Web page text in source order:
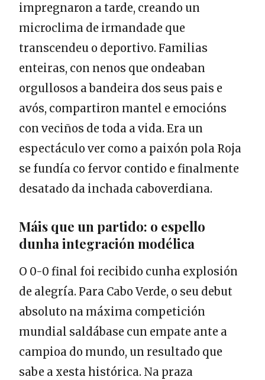
impregnaron a tarde, creando un
microclima de irmandade que
transcendeu o deportivo. Familias
enteiras, con nenos que ondeaban
orgullosos a bandeira dos seus pais e
avós, compartiron mantel e emocións
con veciños de toda a vida. Era un
espectáculo ver como a paixón pola Roja
se fundía co fervor contido e finalmente
desatado da inchada caboverdiana.
Máis que un partido: o espello
dunha integración modélica
O 0-0 final foi recibido cunha explosión
de alegría. Para Cabo Verde, o seu debut
absoluto na máxima competición
mundial saldábase cun empate ante a
campioa do mundo, un resultado que
sabe a xesta histórica. Na praza